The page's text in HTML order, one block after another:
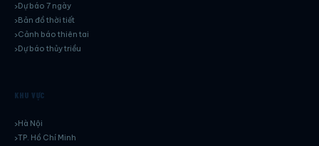
Dự báo 7 ngày
Bản đồ thời tiết
Cảnh báo thiên tai
Dự báo thủy triều
KHU VỰC
Hà Nội
TP. Hồ Chí Minh